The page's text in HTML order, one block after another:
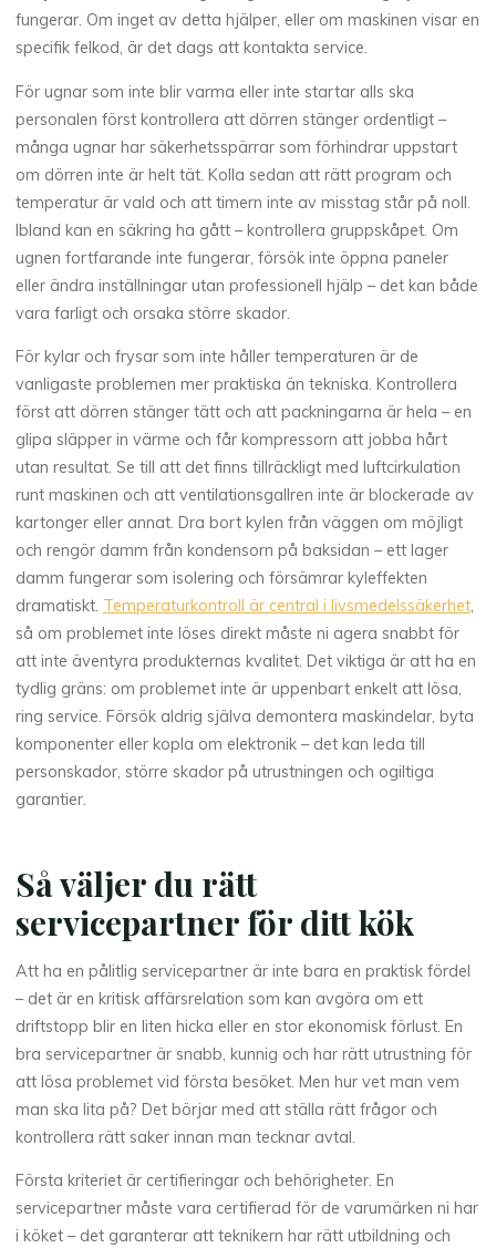
fungerar. Om inget av detta hjälper, eller om maskinen visar en
specifik felkod, är det dags att kontakta service.
För ugnar som inte blir varma eller inte startar alls ska
personalen först kontrollera att dörren stänger ordentligt –
många ugnar har säkerhetsspärrar som förhindrar uppstart
om dörren inte är helt tät. Kolla sedan att rätt program och
temperatur är vald och att timern inte av misstag står på noll.
Ibland kan en säkring ha gått – kontrollera gruppskåpet. Om
ugnen fortfarande inte fungerar, försök inte öppna paneler
eller ändra inställningar utan professionell hjälp – det kan både
vara farligt och orsaka större skador.
För kylar och frysar som inte håller temperaturen är de
vanligaste problemen mer praktiska än tekniska. Kontrollera
först att dörren stänger tätt och att packningarna är hela – en
glipa släpper in värme och får kompressorn att jobba hårt
utan resultat. Se till att det finns tillräckligt med luftcirkulation
runt maskinen och att ventilationsgallren inte är blockerade av
kartonger eller annat. Dra bort kylen från väggen om möjligt
och rengör damm från kondensorn på baksidan – ett lager
damm fungerar som isolering och försämrar kyleffekten
dramatiskt. Temperaturkontroll är central i livsmedelssäkerhet,
så om problemet inte löses direkt måste ni agera snabbt för
att inte äventyra produkternas kvalitet. Det viktiga är att ha en
tydlig gräns: om problemet inte är uppenbart enkelt att lösa,
ring service. Försök aldrig själva demontera maskindelar, byta
komponenter eller kopla om elektronik – det kan leda till
personskador, större skador på utrustningen och ogiltiga
garantier.
Så väljer du rätt
servicepartner för ditt kök
Att ha en pålitlig servicepartner är inte bara en praktisk fördel
– det är en kritisk affärsrelation som kan avgöra om ett
driftstopp blir en liten hicka eller en stor ekonomisk förlust. En
bra servicepartner är snabb, kunnig och har rätt utrustning för
att lösa problemet vid första besöket. Men hur vet man vem
man ska lita på? Det börjar med att ställa rätt frågor och
kontrollera rätt saker innan man tecknar avtal.
Första kriteriet är certifieringar och behörigheter. En
servicepartner måste vara certifierad för de varumärken ni har
i köket – det garanterar att teknikern har rätt utbildning och